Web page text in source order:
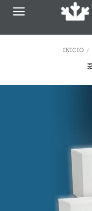
Saltar
INICIO /